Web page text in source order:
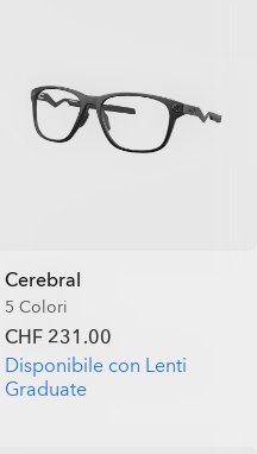
Cerebral
5 Colori
CHF 231.00
Disponibile con Lenti
Graduate